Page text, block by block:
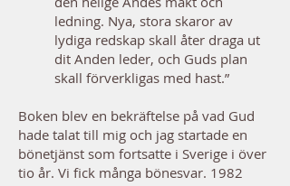
ledning. Nya, stora skaror av
lydiga redskap skall åter draga ut
dit Anden leder, och Guds plan
skall förverkligas med hast.”
Boken blev en bekräftelse på vad Gud
hade talat till mig och jag startade en
bönetjänst som fortsatte i Sverige i över
tio år. Vi fick många bönesvar. 1982